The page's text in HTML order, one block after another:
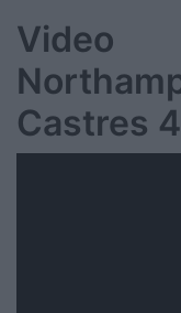
Video
Castres